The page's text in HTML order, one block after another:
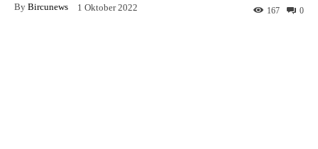
By Bircunews 1 Oktober 2022 0
167